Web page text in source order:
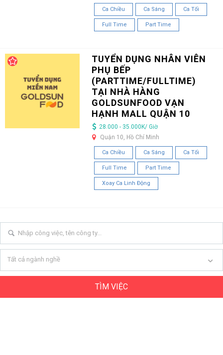
Ca Chiều Ca Sáng Ca Tối
Full Time Part Time
TUYỂN DỤNG NHÂN VIÊN
PHỤ BẾP
(PARTTIME/FULLTIME)
TẠI NHÀ HÀNG
GOLDSUNFOOD VẠN
HẠNH MALL QUẬN 10
28.000 - 35.000K/ Giờ
Quận 10, Hồ Chí Minh
Ca Chiều Ca Sáng Ca Tối
Full Time Part Time
Xoay Ca Linh Động
Tất cả ngành nghề